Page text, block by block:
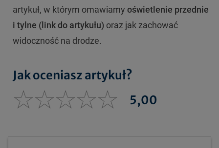
artykuł, w którym omawiamy oświetlenie przednie
i tylne (link do artykułu) oraz jak zachować
widoczność na drodze.
Jak oceniasz artykuł?
5,00